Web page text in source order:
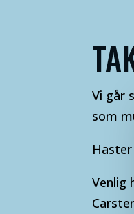
Vi går
som
Venlig